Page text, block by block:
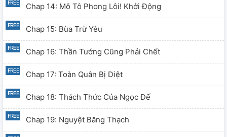
Chap 14: Mô Tô Phong Lôi! Khởi Động
Chap 15: Bùa Trừ Yêu
Chap 16: Thần Tướng Cũng Phải Chết
Chap 17: Toàn Quân Bị Diệt
Chap 18: Thách Thức Của Ngọc Đế
Chap 19: Nguyệt Băng Thạch